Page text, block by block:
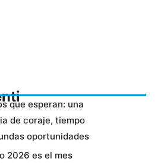
que esperan: una
de coraje, tiempo
oportunidades
2026 es el mes